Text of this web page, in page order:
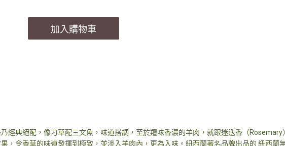
加入購物車
經典絕配，像刁草配三文魚，味道搭調，至於羶味香濃的羊肉，就跟迷迭香（
，令香草的味道發揮到極致，並滲入羊肉內，更為入味。紐西蘭著名品牌出品的 紐西蘭